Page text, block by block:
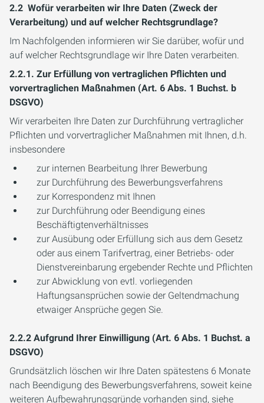
2.2 Wofür verarbeiten wir Ihre Daten (Zweck der
Verarbeitung) und auf welcher Rechtsgrundlage?
Im Nachfolgenden informieren wir Sie darüber, wofür und
auf welcher Rechtsgrundlage wir Ihre Daten verarbeiten.
2.2.1. Zur Erfüllung von vertraglichen Pflichten und
vorvertraglichen Maßnahmen (Art. 6 Abs. 1 Buchst. b
DSGVO)
Wir verarbeiten Ihre Daten zur Durchführung vertraglicher
Pflichten und vorvertraglicher Maßnahmen mit Ihnen, d.h.
insbesondere
zur internen Bearbeitung Ihrer Bewerbung
zur Durchführung des Bewerbungsverfahrens
zur Korrespondenz mit Ihnen
zur Durchführung oder Beendigung eines
Beschäftigtenverhältnisses
zur Ausübung oder Erfüllung sich aus dem Gesetz
oder aus einem Tarifvertrag, einer Betriebs- oder
Dienstvereinbarung ergebender Rechte und Pflichten
zur Abwicklung von evtl. vorliegenden
Haftungsansprüchen sowie der Geltendmachung
etwaiger Ansprüche gegen Sie.
2.2.2 Aufgrund Ihrer Einwilligung (Art. 6 Abs. 1 Buchst. a
DSGVO)
Grundsätzlich löschen wir Ihre Daten spätestens 6 Monate
nach Beendigung des Bewerbungsverfahrens, soweit keine
weiteren Aufbewahrungsgründe vorhanden sind, siehe